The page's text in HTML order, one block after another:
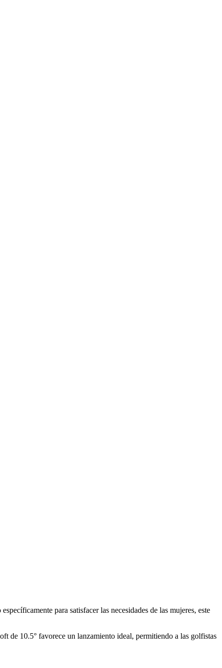
para satisfacer las necesidades de las mujeres, este
de 10.5° favorece un lanzamiento ideal, permitiendo a las golfistas